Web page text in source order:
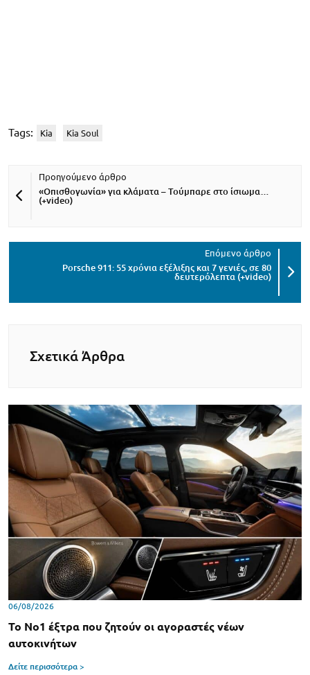
Tags: Kia Kia Soul
«Οπισθογωνία» για κλάματα – Τούμπαρε στο ίσιωμα…
(+video)
Porsche 911: 55 χρόνια εξέλιξης και 7 γενιές, σε 80
δευτερόλεπτα (+video)
Σχετικά Άρθρα
06/08/2026
Το Νο1 έξτρα που ζητούν οι αγοραστές νέων
αυτοκινήτων
Δείτε περισσότερα >